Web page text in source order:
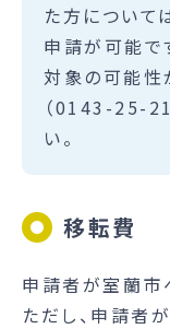
た方について
申請が可能で
対象の可能性
（0143-25-
い。
移転費
申請者が室蘭市
ただし、申請者